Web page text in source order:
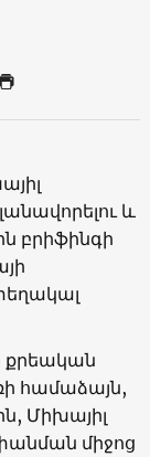
և
բրիֆինգի
քրեական
համաձայն,
Միխայիլ
միջոց